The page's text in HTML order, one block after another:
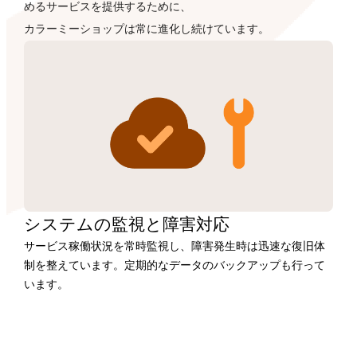
めるサービスを提供するために、
カラーミーショップは常に進化し続けています。
システムの監視と障害対応
サービス稼働状況を常時監視し、障害発生時は迅速な復旧体
制を整えています。定期的なデータのバックアップも行って
います。